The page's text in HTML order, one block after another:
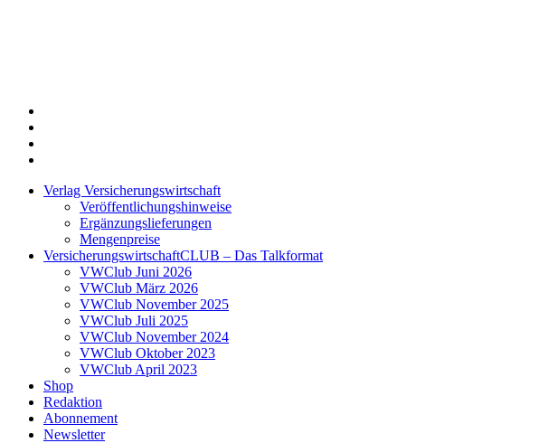
Verlag Versicherungswirtschaft
Veröffentlichungshinweise
Ergänzungslieferungen
Mengenpreise
VersicherungswirtschaftCLUB – Das Talkformat
VWClub Juni 2026
VWClub März 2026
VWClub November 2025
VWClub Juli 2025
VWClub November 2024
VWClub Oktober 2023
VWClub April 2023
Shop
Redaktion
Abonnement
Newsletter